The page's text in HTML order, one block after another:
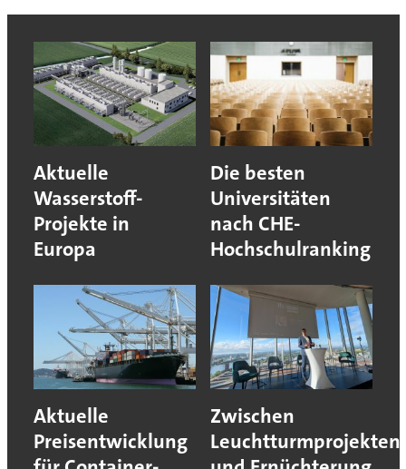
Aktuelle
Wasserstoff-
Projekte in
Europa
Die besten
Universitäten
nach CHE-
Hochschulranking
Aktuelle
Preisentwicklung
Zwischen
Leuchtturmprojekten